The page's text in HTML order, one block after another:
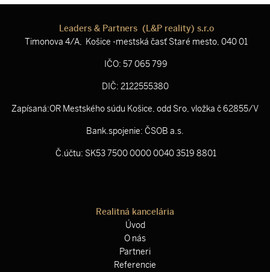
Leaders & Partners (L&P reality) s.r.o
Timonova 4/A, Košice -mestská časť Staré mesto, 040 01
IČO: 57 065 799
DIČ: 2122555380
Zapísaná:OR Mestského súdu Košice, odd Sro, vložka č 62855/V
Bank.spojenie: ČSOB a.s.
Č.účtu: SK53 7500 0000 0040 3519 8801
Realitná kancelária
Úvod
O nás
Partneri
Referencie